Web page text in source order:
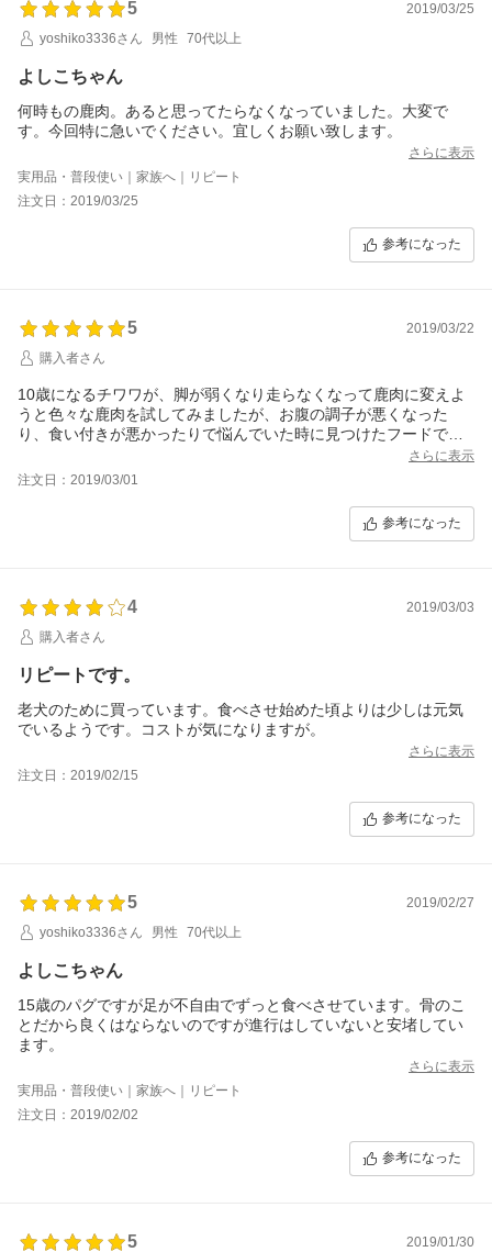
5
2019/03/25
yoshiko3336さん
男性 70代以上
よしこちゃん
何時もの鹿肉。あると思ってたらなくなっていました。大変で
す。今回特に急いでください。宜しくお願い致します。
さらに表示
実用品・普段使い｜家族へ｜リピート
注文日：2019/03/25
参考になった
5
2019/03/22
購入者さん
10歳になるチワワが、脚が弱くなり走らなくなって鹿肉に変えよ
うと色々な鹿肉を試してみましたが、お腹の調子が悪くなった
り、食い付きが悪かったりで悩んでいた時に見つけたフードで
す。食い付きも良く、お腹の調子も良く、良いフードに出会った
と思います。今は良く走り飛び跳ねるようになりました。
さらに表示
注文日：2019/03/01
参考になった
4
2019/03/03
購入者さん
リピートです。
老犬のために買っています。食べさせ始めた頃よりは少しは元気
でいるようです。コストが気になりますが。
さらに表示
注文日：2019/02/15
参考になった
5
2019/02/27
yoshiko3336さん
男性 70代以上
よしこちゃん
15歳のパグですが足が不自由でずっと食べさせています。骨のこ
とだから良くはならないのですが進行はしていないと安堵してい
ます。
さらに表示
実用品・普段使い｜家族へ｜リピート
注文日：2019/02/02
参考になった
5
2019/01/30